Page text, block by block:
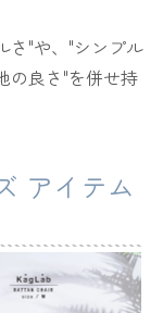
さ"や、"シンプル
の良さ"を併せ持
アイテム